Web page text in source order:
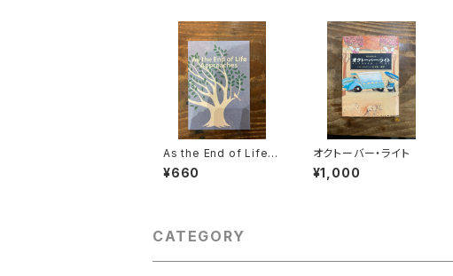
As the End of Life A
pproaches
¥660
オクトーバー・ライト
¥1,000
CATEGORY